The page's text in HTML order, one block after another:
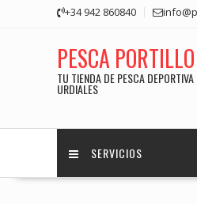
+34 942 860840
PESCA
TU TIENDA DE PESCA
URDIALES
SERVICIOS